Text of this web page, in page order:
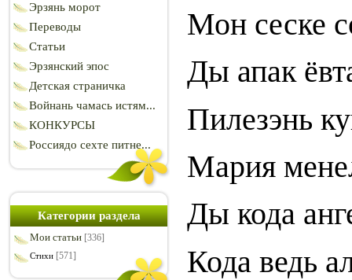
Эрзянь морот
Переводы
Статьи
Эрзянский эпос
Детская страничка
Войнань чамась истям...
КОНКУРСЫ
Россиядо сехте питне...
Категории раздела
Мои статьи [336]
Стихи [571]
Мон сеске
Ды апак
Пилезэнь
Мария
Ды кода
Кода ведь